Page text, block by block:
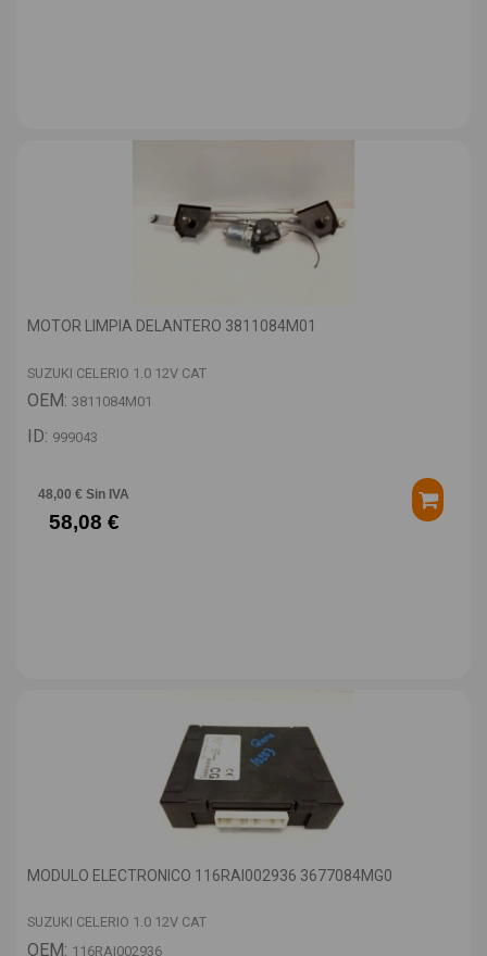
MOTOR LIMPIA DELANTERO 3811084M01
SUZUKI CELERIO 1.0 12V CAT
OEM: 3811084M01
ID: 999043
48,00 € Sin IVA
58,08 €
MODULO ELECTRONICO 116RAI002936 3677084MG0
SUZUKI CELERIO 1.0 12V CAT
OEM: 116RAI002936